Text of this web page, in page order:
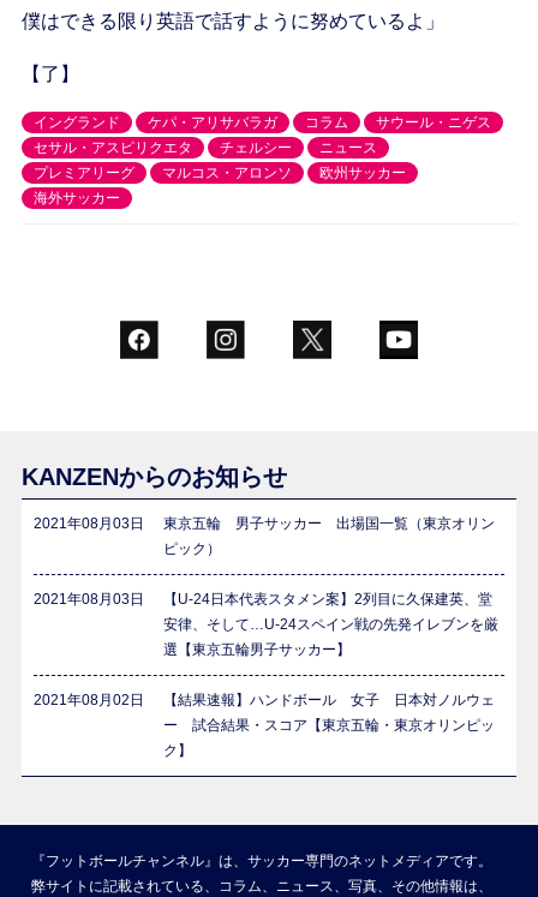
僕はできる限り英語で話すように努めているよ」
【了】
イングランド ケパ・アリサバラガ コラム
サウール・ニゲス
セサル・アスピリクエタ
チェルシー
ニュース
プレミアリーグ
マルコス・アロンソ
欧州サッカー
海外サッカー
KANZENからのお知らせ
2021年08月03日
東京五輪 男子サッカー 出場国一覧（東京オリン
ピック）
2021年08月03日
【U-24日本代表スタメン案】2列目に久保建英、堂
安律、そして…U-24スペイン戦の先発イレブンを厳
選【東京五輪男子サッカー】
2021年08月02日
【結果速報】ハンドボール 女子 日本対ノルウェ
ー 試合結果・スコア【東京五輪・東京オリンピッ
ク】
『フットボールチャンネル』は、サッカー専門のネットメディアです。
弊サイトに記載されている、コラム、ニュース、写真、その他情報は、